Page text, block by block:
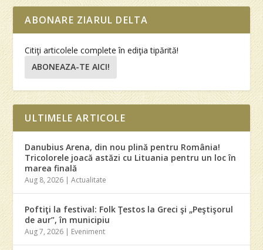
ABONARE ZIARUL DELTA
Citiţi articolele complete în ediţia tipărită!
ABONEAZA-TE AICI!
ULTIMELE ARTICOLE
Danubius Arena, din nou plină pentru România!
Tricolorele joacă astăzi cu Lituania pentru un loc în
marea finală
Aug 8, 2026 |Actualitate
Poftiţi la festival: Folk Ţestos la Greci şi „Peştişorul
de aur”, în municipiu
Aug 7, 2026 | Eveniment